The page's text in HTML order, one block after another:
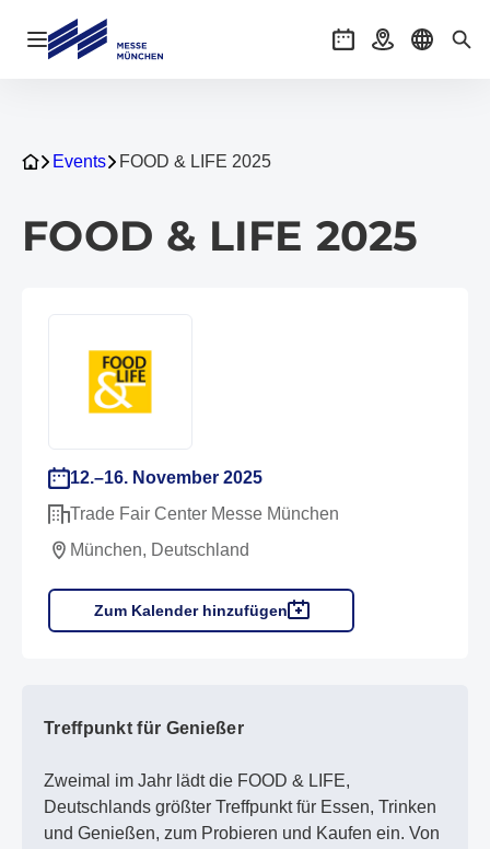
Navigation öffnen Veranstaltungen
AnreiseSprache
Events FOOD & LIFE 2025
FOOD & LIFE 2025
12.–16. November 2025
Trade Fair Center Messe München
München, Deutschland
Zum Kalender hinzufügen
Treffpunkt für Genießer
Zweimal im Jahr lädt die FOOD & LIFE,
Deutschlands größter Treffpunkt für Essen, Trinken
und Genießen, zum Probieren und Kaufen ein. Von